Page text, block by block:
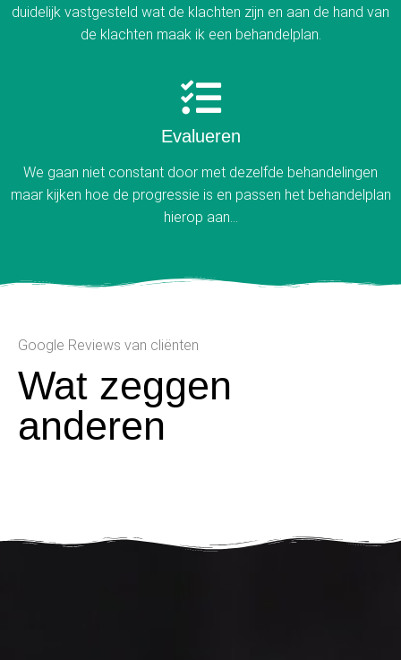
duidelijk vastgesteld wat de klachten zijn en aan de hand van
de klachten maak ik een behandelplan.
Evalueren
We gaan niet constant door met dezelfde behandelingen
maar kijken hoe de progressie is en passen het behandelplan
hierop aan...
Google Reviews van cliënten
Wat zeggen
anderen